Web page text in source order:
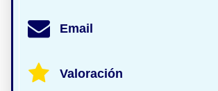
Email
Valoración